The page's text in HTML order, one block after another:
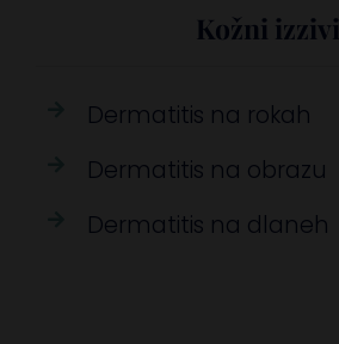
Kožni izzivi
Dermatitis na rokah
Dermatitis na obrazu
Dermatitis na dlaneh